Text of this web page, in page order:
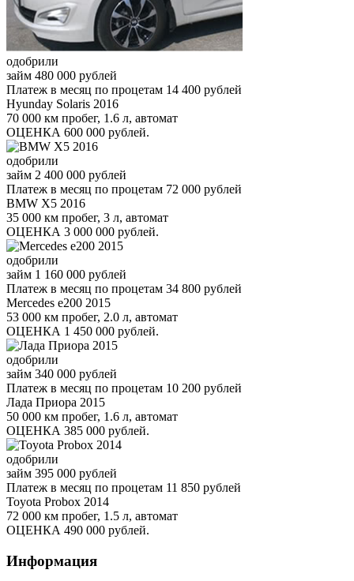
одобрили
займ 480 000 рублей
Платеж в месяц по процетам 14 400 рублей
Hyunday Solaris 2016
70 000 км пробег, 1.6 л, автомат
ОЦЕНКА 600 000 рублей.
одобрили
займ 2 400 000 рублей
Платеж в месяц по процетам 72 000 рублей
BMW X5 2016
35 000 км пробег, 3 л, автомат
ОЦЕНКА 3 000 000 рублей.
одобрили
займ 1 160 000 рублей
Платеж в месяц по процетам 34 800 рублей
Mercedes e200 2015
53 000 км пробег, 2.0 л, автомат
ОЦЕНКА 1 450 000 рублей.
одобрили
займ 340 000 рублей
Платеж в месяц по процетам 10 200 рублей
Лада Приора 2015
50 000 км пробег, 1.6 л, автомат
ОЦЕНКА 385 000 рублей.
одобрили
займ 395 000 рублей
Платеж в месяц по процетам 11 850 рублей
Toyota Probox 2014
72 000 км пробег, 1.5 л, автомат
ОЦЕНКА 490 000 рублей.
Информация